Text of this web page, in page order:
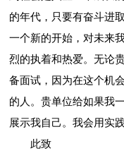
的年代，只要有奋斗进
一个新的开始，对未来
烈的执着和热爱。无论
备面试，因为在这个机
的人。贵单位给如果我
展示我自己。我会用实
此致